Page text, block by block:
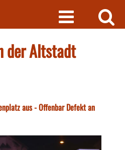
der Altstadt
aus - Offenbar Defekt an